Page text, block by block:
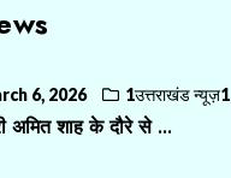
6, 2026 1उत्तराखंड न्यूज़1
अमित शाह के दौरे से ...